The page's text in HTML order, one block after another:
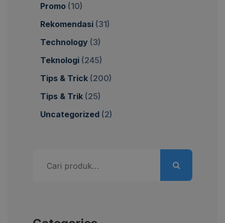
Promo (10)
Rekomendasi (31)
Technology (3)
Teknologi (245)
Tips & Trick (200)
Tips & Trik (25)
Uncategorized (2)
untuk: